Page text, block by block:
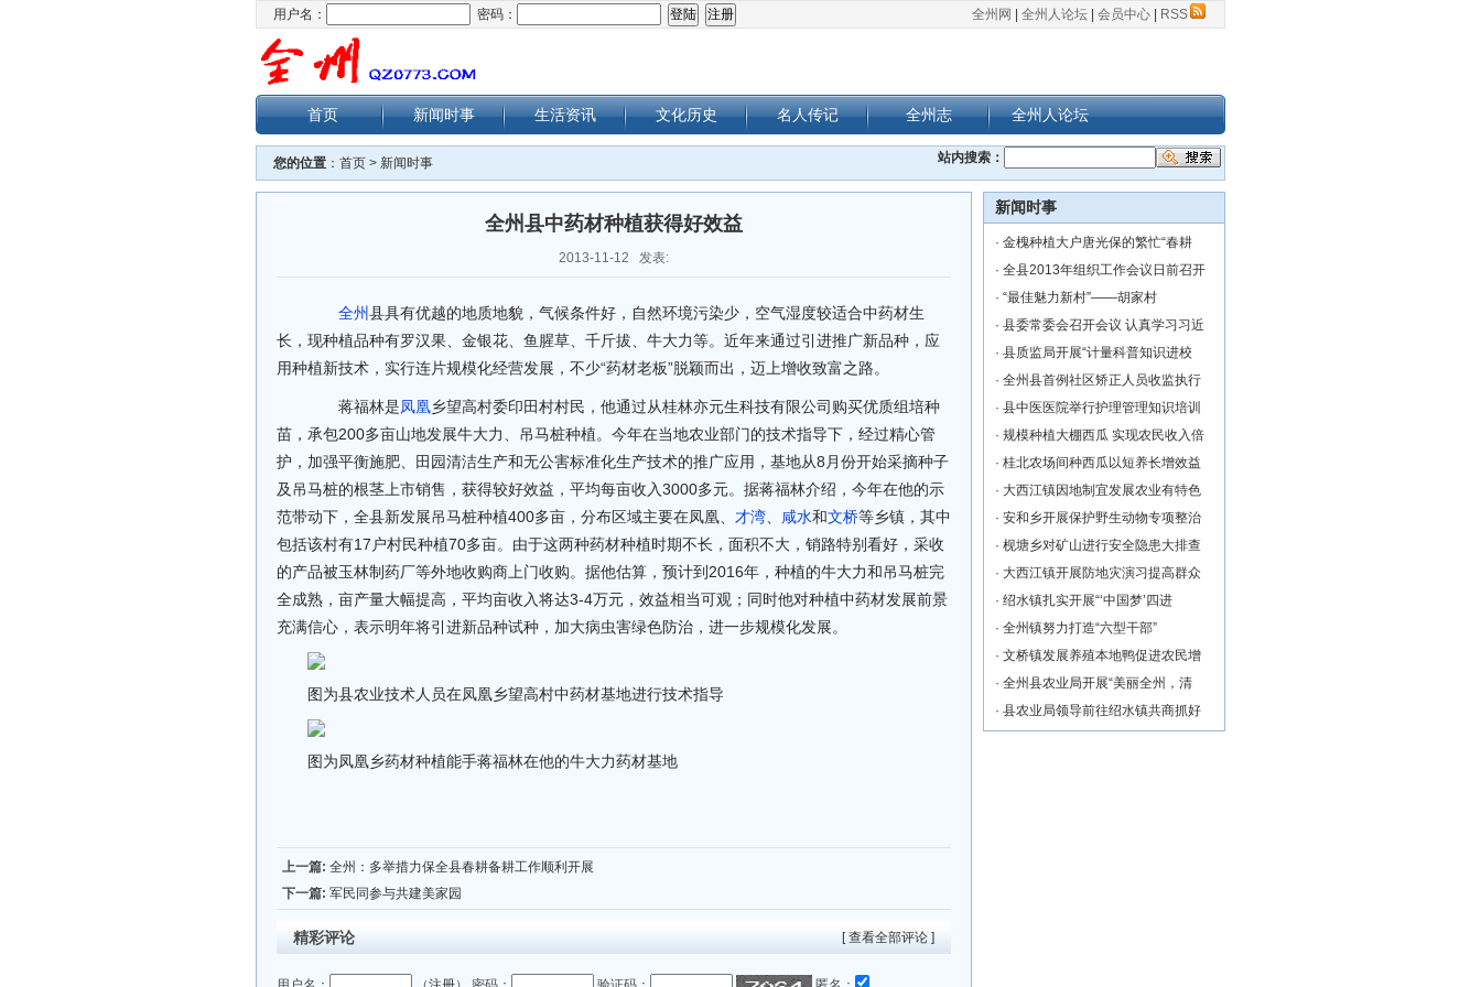
全州网 全州人论坛 会员中心 RSS
用户名： 密码：
首页 新闻时事 生活资讯 文化历史 名人传记 全州志 全州人论坛
您的位置 ： 首页 > 新闻时事 站内搜索：
全州县中药材种植获得好效益
2013-11-12 发表:
全州县具有优越的地质地貌，气候条件好，自然环境污染少，空气湿度较适合中药材生
长，现种植品种有罗汉果、金银花、鱼腥草、千斤拔、牛大力等。近年来通过引进推广新品种，应
用种植新技术，实行连片规模化经营发展，不少“药材老板”脱颖而出，迈上增收致富之路。
蒋福林是凤凰乡望高村委印田村村民，他通过从桂林亦元生科技有限公司购买优质组培种
苗，承包200多亩山地发展牛大力、吊马桩种植。今年在当地农业部门的技术指导下，经过精心管
护，加强平衡施肥、田园清洁生产和无公害标准化生产技术的推广应用，基地从8月份开始采摘种子
及吊马桩的根茎上市销售，获得较好效益，平均每亩收入3000多元。据蒋福林介绍，今年在他的示
范带动下，全县新发展吊马桩种植400多亩，分布区域主要在凤凰、 才湾 咸水和文桥等乡镇，其中
包括该村有17户村民种植70多亩。由于这两种药材种植时期不长，面积不大，销路特别看好，采收
的产品被玉林制药厂等外地收购商上门收购。据他估算，预计到2016年，种植的牛大力和吊马桩完
全成熟，亩产量大幅提高，平均亩收入将达3-4万元，效益相当可观；同时他对种植中药材发展前景
充满信心，表示明年将引进新品种试种，加大病虫害绿色防治，进一步规模化发展。
图为县农业技术人员在凤凰乡望高村中药材基地进行技术指导
图为凤凰乡药材种植能手蒋福林在他的牛大力药材基地
上一篇: 全州：多举措力保全县春耕备耕工作顺利开展
下一篇: 军民同参与共建美家园
[ 查看全部评论 ]
精彩评论
新闻时事
· 金槐种植大户唐光保的繁忙“春耕
· 全县2013年组织工作会议日前召开
· “最佳魅力新村”——胡家村
· 县委常委会召开会议 认真学习习近
· 县质监局开展“计量科普知识进校
· 全州县首例社区矫正人员收监执行
· 县中医医院举行护理管理知识培训
· 规模种植大棚西瓜 实现农民收入倍
· 桂北农场间种西瓜以短养长增效益
· 大西江镇因地制宜发展农业有特色
· 安和乡开展保护野生动物专项整治
· 枧塘乡对矿山进行安全隐患大排查
· 大西江镇开展防地灾演习提高群众
· 绍水镇扎实开展“‘中国梦’四进
· 全州镇努力打造“六型干部”
· 文桥镇发展养殖本地鸭促进农民增
· 全州县农业局开展“美丽全州，清
· 县农业局领导前往绍水镇共商抓好